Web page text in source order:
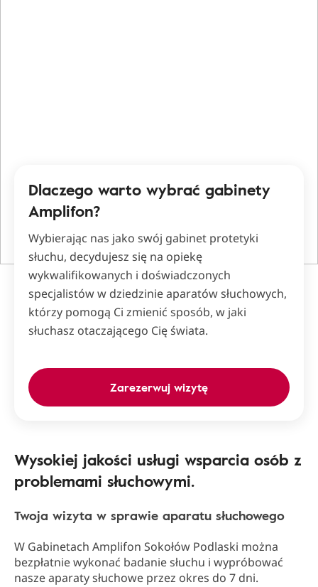
Dlaczego warto wybrać gabinety
Amplifon?
Wybierając nas jako swój gabinet protetyki
słuchu, decydujesz się na opiekę
wykwalifikowanych i doświadczonych
specjalistów w dziedzinie aparatów słuchowych,
którzy pomogą Ci zmienić sposób, w jaki
słuchasz otaczającego Cię świata.
Zarezerwuj wizytę
Wysokiej jakości usługi wsparcia osób z
problemami słuchowymi.
Twoja wizyta w sprawie aparatu słuchowego
W Gabinetach Amplifon Sokołów Podlaski można
bezpłatnie wykonać badanie słuchu i wypróbować
nasze aparaty słuchowe przez okres do 7 dni.